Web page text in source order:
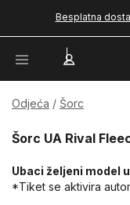
Besplatna
Odjeća Šorc
Šorc UA Rival
Ubaci željeni model
*Tiket se aktivira